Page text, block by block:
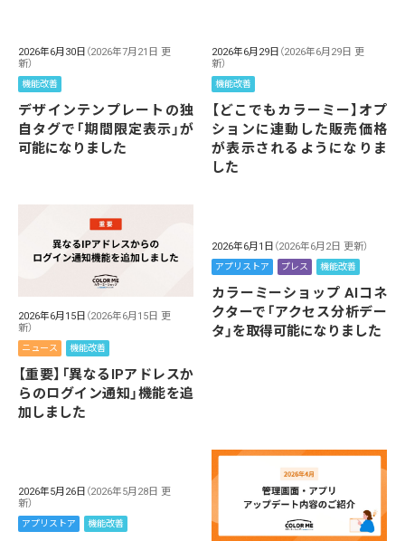
2026年6月30日 （2026年7月21日 更
新）
機能改善
デザインテンプレートの独
自タグで「期間限定表示」が
可能になりました
2026年6月29日 （2026年6月29日 更
新）
機能改善
【どこでもカラーミー】オプ
ションに連動した販売価格
が表示されるようになりま
した
2026年6月15日 （2026年6月15日 更
新）
ニュース 機能改善
【重要】「異なるIPアドレスか
らのログイン通知」機能を追
加しました
2026年6月1日 （2026年6月2日 更新）
アプリストア プレス 機能改善
カラーミーショップ AIコネ
クターで「アクセス分析デー
タ」を取得可能になりました
2026年5月26日 （2026年5月28日 更
新）
アプリストア 機能改善